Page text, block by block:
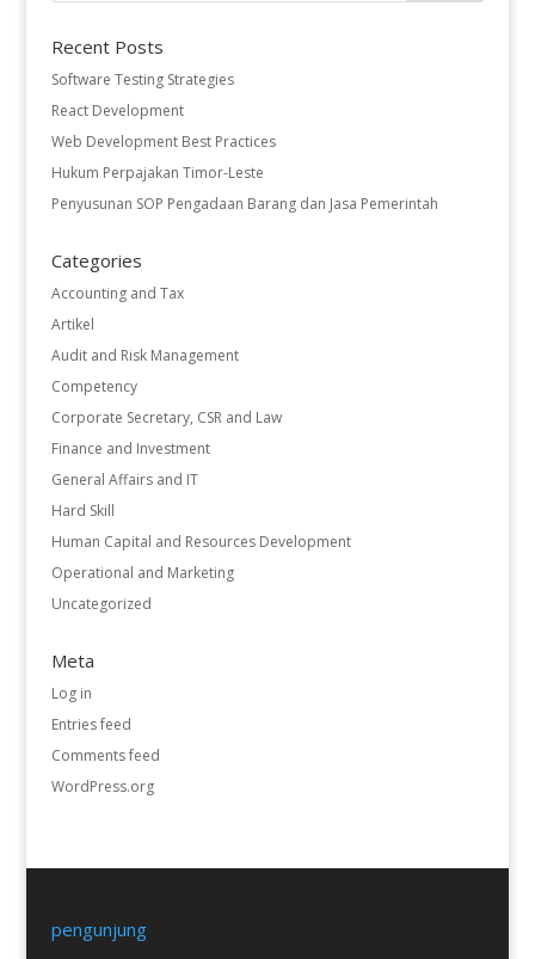
Recent Posts
Software Testing Strategies
React Development
Web Development Best Practices
Hukum Perpajakan Timor-Leste
Penyusunan SOP Pengadaan Barang dan Jasa Pemerintah
Categories
Accounting and Tax
Artikel
Audit and Risk Management
Competency
Corporate Secretary, CSR and Law
Finance and Investment
General Affairs and IT
Hard Skill
Human Capital and Resources Development
Operational and Marketing
Uncategorized
Meta
Log in
Entries feed
Comments feed
WordPress.org
pengunjung